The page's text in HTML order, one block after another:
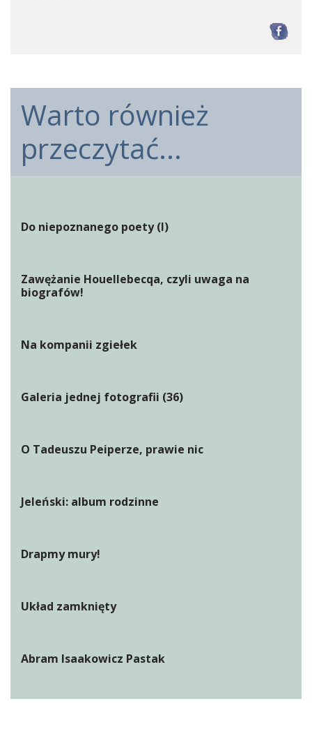
Warto również
przeczytać...
Do niepoznanego poety (I)
Zawężanie Houellebecqa, czyli uwaga na
biografów!
Na kompanii zgiełek
Galeria jednej fotografii (36)
O Tadeuszu Peiperze, prawie nic
Jeleński: album rodzinne
Drapmy mury!
Układ zamknięty
Abram Isaakowicz Pastak